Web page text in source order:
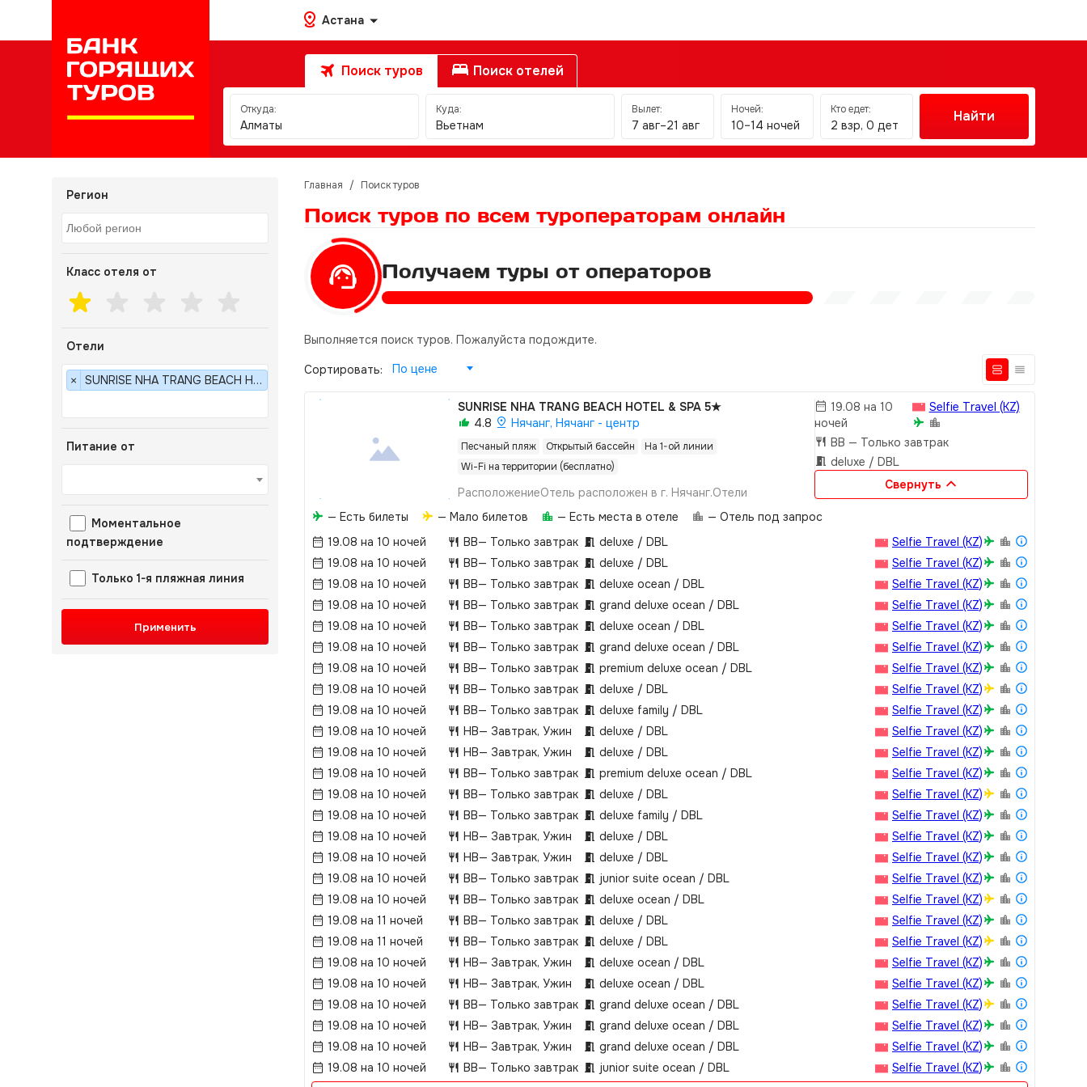
Астана
Поиск туров Поиск отелей
Откуда:
Алматы
Куда:
Вьетнам
Вылет:
7 авг–21 авг
Ночей:
10–14 ночей
Кто едет:
2 взр, 0 дет
Найти
Регион
Класс отеля от
Отели
× SUNRISE NHA TRANG BEACH HOTEL & SPA 5*
Питание от
Моментальное
подтверждение
Только 1-я пляжная линия
Применить
Главная / Поиск туров
Поиск туров по всем туроператорам онлайн
Получаем туры от операторов
Выполняется поиск туров. Пожалуйста подождите.
Сортировать: По цене
SUNRISE NHA TRANG BEACH HOTEL & SPA 5★
4.8
Нячанг, Нячанг - центр
Песчаный пляж Открытый бассейн
На 1-ой линии
Wi-Fi на территории (бесплатно)
РасположениеОтель расположен в г. Нячанг.Отели
поблизости: Yasaka, TTC, Nha Trang Palace.Об отелеОбщая
площадь – 17 772 м².Включает в себя 10-этажное здание с
лифтами и 7-этажный корпус с лифтом. Для гостей с
ограниченными физическими возможностями: номера,
инвалидные кресла, оборудованный лифт.Пляж Общественный
песчаный пляж – 1-я линия.Заход в море – песчаный.Пляжные
полотенца: бесплатно. Шезлонги и зонтики: не
предоставляются.Инфраструктура открытый бассейн: 275 м²,
без подогреваa`la carte ресторан The Lounge – вьетнамский и
международныйлобби-барбар у бассейнаВажно депозит
взимается – 100 USD, за все время
проживаниярусскоговорящего персонала нетпитомцы
запрещеныкурение разрешено: в специальных местах
19.08 на 10
ночей
Selfie Travel (KZ)
BB — Только завтрак
deluxe / DBL
Свернуть
— Есть билеты — Мало билетов — Есть места в отеле
— Отель под запрос
19.08 на 10 ночей
BB— Только завтрак deluxe / DBL
Selfie Travel (KZ)
19.08 на 10 ночей
BB— Только завтрак deluxe / DBL
Selfie Travel (KZ)
19.08 на 10 ночей
BB— Только завтрак deluxe ocean / DBL
Selfie Travel (KZ)
19.08 на 10 ночей
BB— Только завтрак grand deluxe ocean / DBL
Selfie Travel (KZ)
19.08 на 10 ночей
BB— Только завтрак deluxe ocean / DBL
Selfie Travel (KZ)
19.08 на 10 ночей
BB— Только завтрак grand deluxe ocean / DBL
Selfie Travel (KZ)
19.08 на 10 ночей
BB— Только завтрак premium deluxe ocean / DBL
Selfie Travel (KZ)
19.08 на 10 ночей
BB— Только завтрак deluxe / DBL
Selfie Travel (KZ)
19.08 на 10 ночей
BB— Только завтрак deluxe family / DBL
Selfie Travel (KZ)
19.08 на 10 ночей
HB— Завтрак, Ужин deluxe / DBL
Selfie Travel (KZ)
19.08 на 10 ночей
HB— Завтрак, Ужин deluxe / DBL
Selfie Travel (KZ)
19.08 на 10 ночей
BB— Только завтрак premium deluxe ocean / DBL
Selfie Travel (KZ)
19.08 на 10 ночей
BB— Только завтрак deluxe / DBL
Selfie Travel (KZ)
19.08 на 10 ночей
BB— Только завтрак deluxe family / DBL
Selfie Travel (KZ)
19.08 на 10 ночей
HB— Завтрак, Ужин deluxe / DBL
Selfie Travel (KZ)
19.08 на 10 ночей
HB— Завтрак, Ужин deluxe / DBL
Selfie Travel (KZ)
19.08 на 10 ночей
BB— Только завтрак junior suite ocean / DBL
Selfie Travel (KZ)
19.08 на 10 ночей
BB— Только завтрак deluxe ocean / DBL
Selfie Travel (KZ)
19.08 на 11 ночей
BB— Только завтрак deluxe / DBL
Selfie Travel (KZ)
19.08 на 11 ночей
BB— Только завтрак deluxe / DBL
Selfie Travel (KZ)
19.08 на 10 ночей
HB— Завтрак, Ужин deluxe ocean / DBL
Selfie Travel (KZ)
19.08 на 10 ночей
HB— Завтрак, Ужин deluxe ocean / DBL
Selfie Travel (KZ)
19.08 на 10 ночей
BB— Только завтрак grand deluxe ocean / DBL
Selfie Travel (KZ)
19.08 на 10 ночей
HB— Завтрак, Ужин grand deluxe ocean / DBL
Selfie Travel (KZ)
19.08 на 10 ночей
HB— Завтрак, Ужин grand deluxe ocean / DBL
Selfie Travel (KZ)
19.08 на 10 ночей
BB— Только завтрак junior suite ocean / DBL Selfie Travel (KZ)